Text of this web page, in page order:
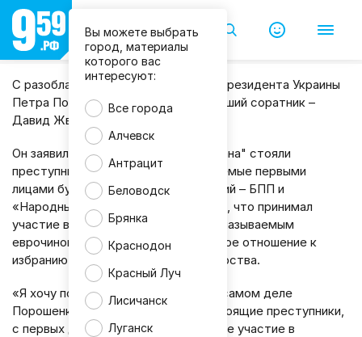
Вы можете выбрать
город, материалы
которого вас
интересуют:
Все города
Алчевск
Антрацит
Беловодск
Брянка
Краснодон
Красный Луч
Лисичанск
Луганск
С разоблачениями против бывшего президента Украины
Петра Порошенко выступил его бывший соратник –
Давид Жвания.
Он заявил, что во главе "Евромайндана" стояли
преступные группировки, возглавляемые первыми
лицами будущих политических партий – БПП и
«Народный фронт». Также упомянул, что принимал
участие в даче крупных взяток так называемым
еврочиновникам – в замен на лояльное отношение к
избранию Порошенко главой государства.
«Я хочу поведать, кем является на самом деле
Порошенко и его команда. Это настоящие преступники,
с первых дней принимавшие активное участие в